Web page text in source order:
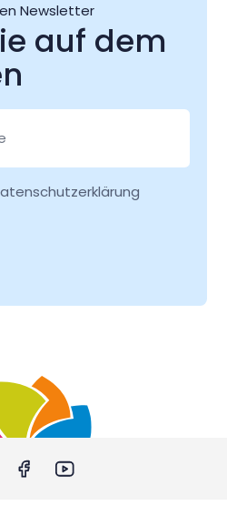
Newsletter
auf dem